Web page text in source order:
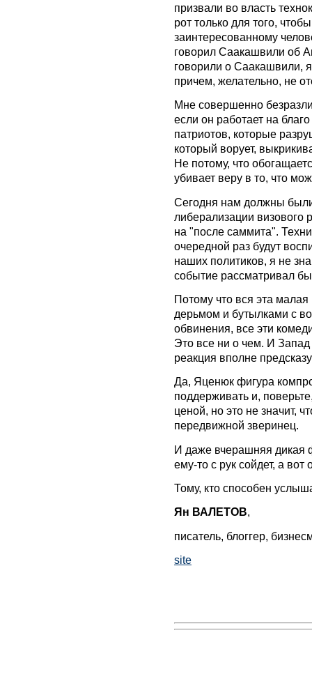
призвали во власть
рот только для того,
заинтересованному
говорил Саакашвили об
говорили о Саакашвили,
причем, желательно, не
Мне совершенно
если он работает на
патриотов, которые
который ворует,
Не потому, что
убивает веру в то, что
Сегодня нам должны
либерализации
на "после саммита".
очередной раз будут
наших политиков, я не
событие рассматривал
Потому что вся эта
дерьмом и бутылками с
обвинения, все эти
Это все ни о чем. И Запад
реакция вполне
Да, Яценюк фигура
поддерживать и,
ценой, но это не значит,
передвижной зверинец.
И даже вчерашняя дикая
ему-то с рук сойдет, а вот
Тому, кто способен
Ян ВАЛЕТОВ,
писатель, блоггер,
site